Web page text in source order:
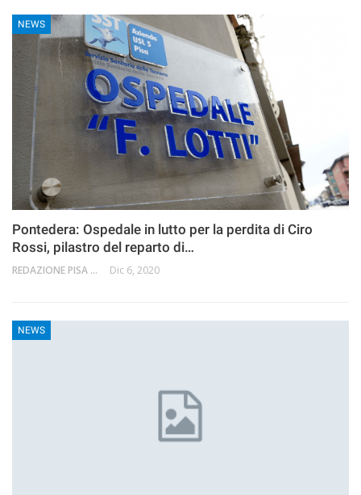
NEWS
Pontedera: Ospedale in lutto per la perdita di Ciro
Rossi, pilastro del reparto di…
REDAZIONE PISA 2.0 Dic 6, 2020
NEWS